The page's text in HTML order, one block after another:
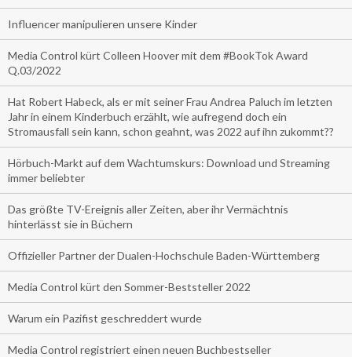
Influencer manipulieren unsere Kinder
Media Control kürt Colleen Hoover mit dem #BookTok Award
Q.03/2022
Hat Robert Habeck, als er mit seiner Frau Andrea Paluch im letzten
Jahr in einem Kinderbuch erzählt, wie aufregend doch ein
Stromausfall sein kann, schon geahnt, was 2022 auf ihn zukommt??
Hörbuch-Markt auf dem Wachtumskurs: Download und Streaming
immer beliebter
Das größte TV-Ereignis aller Zeiten, aber ihr Vermächtnis
hinterlässt sie in Büchern
Offizieller Partner der Dualen-Hochschule Baden-Württemberg
Media Control kürt den Sommer-Beststeller 2022
Warum ein Pazifist geschreddert wurde
Media Control registriert einen neuen Buchbestseller